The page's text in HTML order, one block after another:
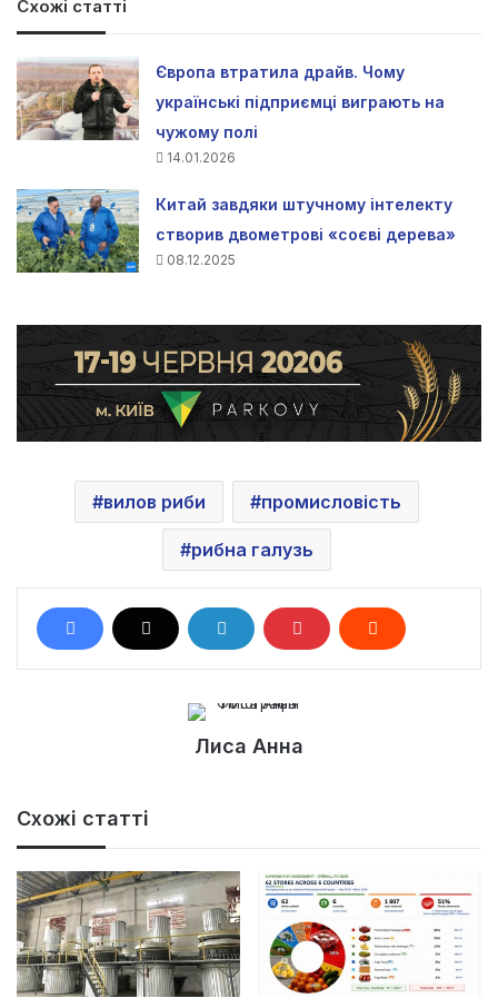
Схожі статті
Європа втратила драйв. Чому
українські підприємці виграють на
чужому полі
14.01.2026
Китай завдяки штучному інтелекту
створив двометрові «соєві дерева»
08.12.2025
вилов риби промисловість
рибна галузь
Лиса Анна
Схожі статті